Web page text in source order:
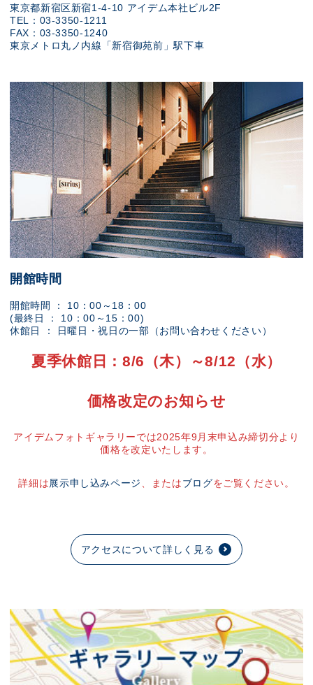
東京都新宿区新宿1-4-10 アイデム本社ビル2F
TEL：03-3350-1211
FAX：03-3350-1240
東京メトロ丸ノ内線「新宿御苑前」駅下車
開館時間
開館時間 ： 10：00～18：00
(最終日 ： 10：00～15：00)
休館日 ： 日曜日・祝日の一部（お問い合わせください）
夏季休館日：8/6（木）～8/12（水）
価格改定のお知らせ
アイデムフォトギャラリーでは2025年9月末申込み締切分より
価格を改定いたします。
詳細は展示申し込みページ 、またはブログをご覧ください。
アクセスについて詳しく見る